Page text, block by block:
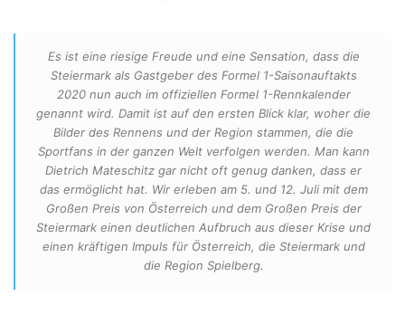
Es ist eine riesige Freude und eine Sensation, dass die
Steiermark als Gastgeber des Formel 1-Saisonauftakts
2020 nun auch im offiziellen Formel 1-Rennkalender
genannt wird. Damit ist auf den ersten Blick klar, woher die
Bilder des Rennens und der Region stammen, die die
Sportfans in der ganzen Welt verfolgen werden. Man kann
Dietrich Mateschitz gar nicht oft genug danken, dass er
das ermöglicht hat. Wir erleben am 5. und 12. Juli mit dem
Großen Preis von Österreich und dem Großen Preis der
Steiermark einen deutlichen Aufbruch aus dieser Krise und
einen kräftigen Impuls für Österreich, die Steiermark und
die Region Spielberg.